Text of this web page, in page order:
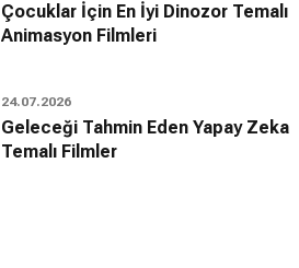
Çocuklar İçin En İyi Dinozor Temalı
Animasyon Filmleri
24.07.2026
Geleceği Tahmin Eden Yapay Zeka
Temalı Filmler